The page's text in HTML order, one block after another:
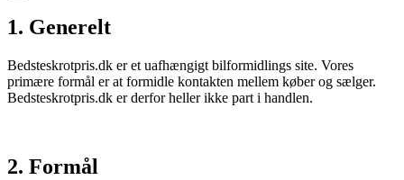
1. Generelt
Bedsteskrotpris.dk er et uafhængigt bilformidlings site. Vores
primære formål er at formidle kontakten mellem køber og sælger.
Bedsteskrotpris.dk er derfor heller ikke part i handlen.
2. Formål